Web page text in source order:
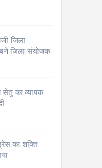
जिला
बने जिला संयोजक
सेतु का व्यापक
का शक्ति